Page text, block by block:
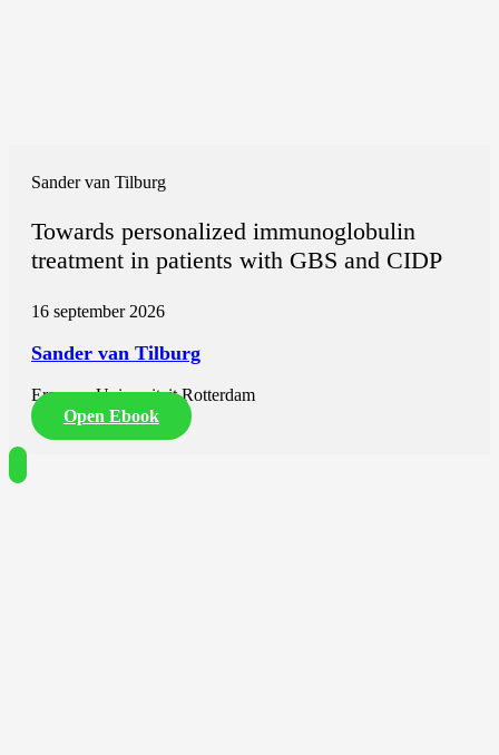
Sander van Tilburg
Towards personalized immunoglobulin
treatment in patients with GBS and CIDP
16 september 2026
Sander van Tilburg
Erasmus Universiteit Rotterdam
Open Ebook